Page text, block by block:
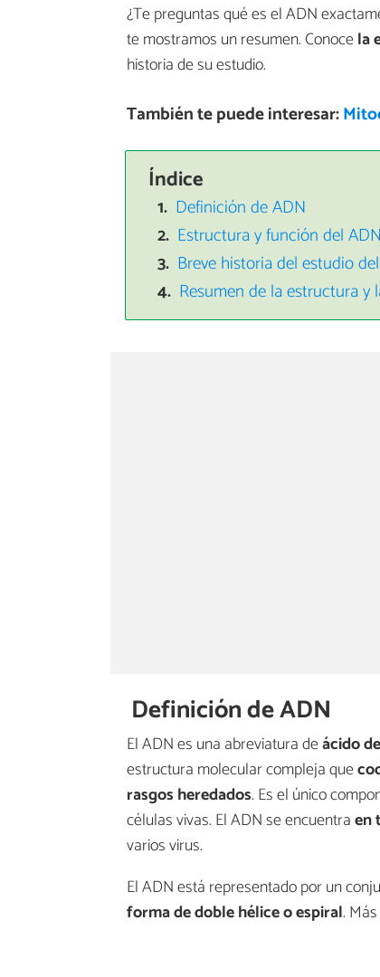
¿Te preguntas qué es el ADN
te mostramos un resumen. Conocela
historia de su estudio.
También te puede interesar:
Índice
Definición de ADN
Estructura y función del ADN
Breve historia del estudio
Resumen de la estructura y
Definición de ADN
El ADN es una abreviatura deácido
estructura molecular compleja que
rasgos heredados. Es el único
células vivas. El ADN se encuentraen
varios virus.
El ADN está representado por un
forma de doble hélice o espiral.